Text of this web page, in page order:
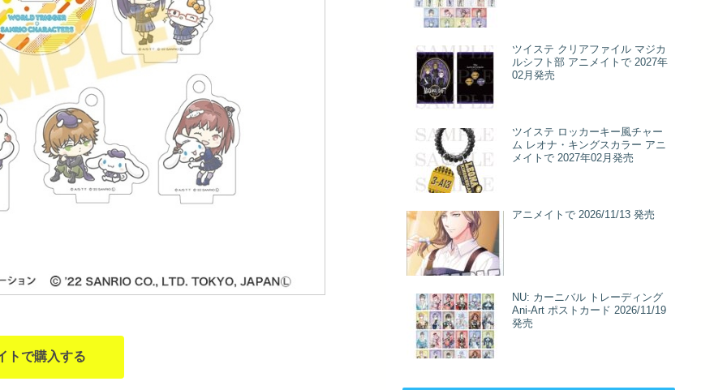
トで購入する
ツイステ クリアファイル マジカ
ルシフト部 アニメイトで 2027年
02月発売
ツイステ ロッカーキー風チャー
ム レオナ・キングスカラー アニ
メイトで 2027年02月発売
アニメイトで 2026/11/13 発売
NU: カーニバル トレーディング
Ani-Art ポストカード 2026/11/19
発売